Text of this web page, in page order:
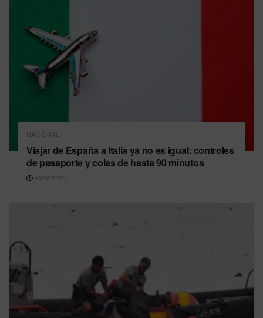
NACIONAL
Viajar de España a Italia ya no es igual: controles
de pasaporte y colas de hasta 90 minutos
06/08/2026